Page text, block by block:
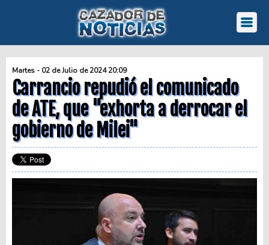
Martes - 02 de Julio de 2024 20:09
Carrancio repudió el comunicado
de ATE, que "exhorta a derrocar el
gobierno de Milei"